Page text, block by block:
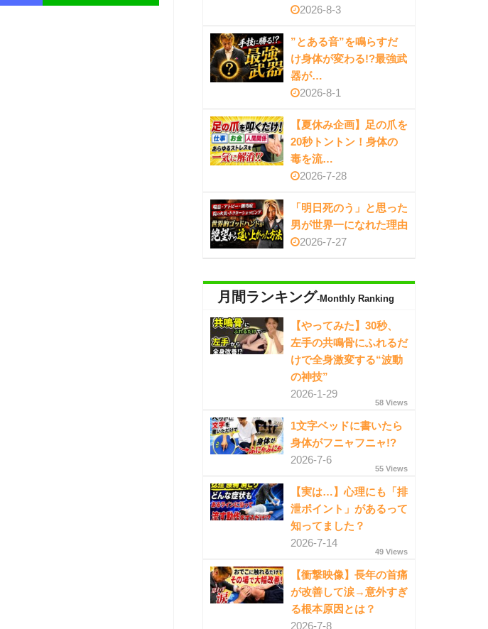
2026-8-3
”とある音”を鳴らすだ
け身体が変わる!?最強武
器が…
2026-8-1
【夏休み企画】足の爪を
20秒トントン！身体の
毒を流…
2026-7-28
「明日死のう」と思った
男が世界一になれた理由
2026-7-27
月間ランキング-Monthly Ranking
【やってみた】30秒、
左手の共鳴骨にふれるだ
けで全身激変する“波動
の神技”
2026-1-29
58 Views
1文字ベッドに書いたら
身体がフニャフニャ!?
2026-7-6
55 Views
【実は…】心理にも「排
泄ポイント」があるって
知ってました？
2026-7-14
49 Views
【衝撃映像】長年の首痛
が改善して涙→意外すぎ
る根本原因とは？
2026-7-8